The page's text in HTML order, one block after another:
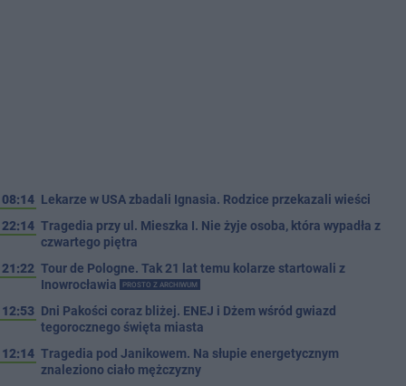
08:14 Lekarze w USA zbadali Ignasia. Rodzice przekazali wieści
22:14 Tragedia przy ul. Mieszka I. Nie żyje osoba, która wypadła z
czwartego piętra
21:22 Tour de Pologne. Tak 21 lat temu kolarze startowali z
Inowrocławia
PROSTO Z ARCHIWUM
12:53 Dni Pakości coraz bliżej. ENEJ i Dżem wśród gwiazd
tegorocznego święta miasta
12:14 Tragedia pod Janikowem. Na słupie energetycznym
znaleziono ciało mężczyzny